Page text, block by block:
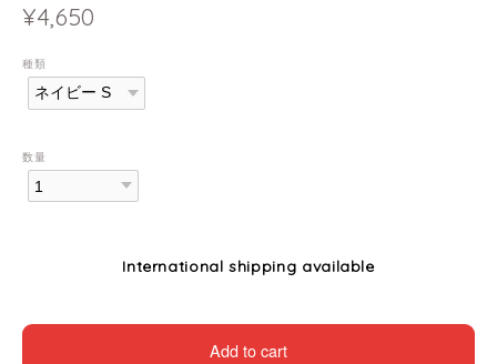
¥4,650
種類
数量
International shipping available
Add to cart